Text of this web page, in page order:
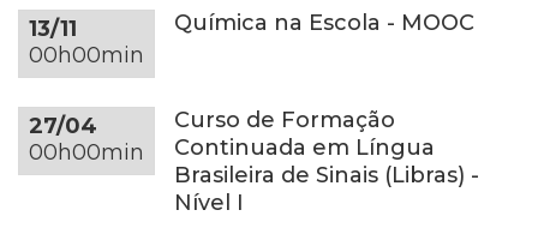
duas
mãos.
Apenas
as
mãos,
parte
cinza-
escura
sobre
uma
mesa
redonda
13/11
00h00min
Química na Escola - MOOC
27/04
00h00min
Curso de Formação
Continuada em Língua
Brasileira de Sinais (Libras) -
Nível I